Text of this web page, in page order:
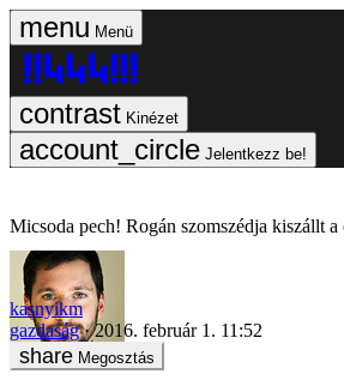
Menü
Kinézet
Jelentkezz be!
Micsoda pech! Rogán szomszédja kiszállt
kasnyikm
gazdaság
2016. február 1. 11:52
Megosztás